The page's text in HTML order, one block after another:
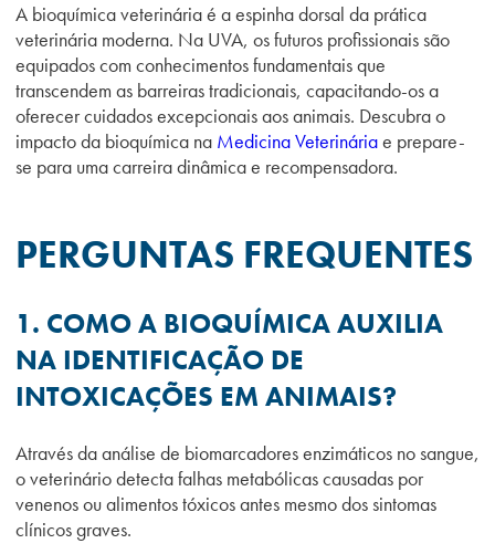
A bioquímica veterinária é a espinha dorsal da prática
veterinária moderna. Na UVA, os futuros profissionais são
equipados com conhecimentos fundamentais que
transcendem as barreiras tradicionais, capacitando-os a
oferecer cuidados excepcionais aos animais. Descubra o
impacto da bioquímica na Medicina Veterináriae prepare-
se para uma carreira dinâmica e recompensadora.
PERGUNTAS FREQUENTES
1. COMO A BIOQUÍMICA AUXILIA
NA IDENTIFICAÇÃO DE
INTOXICAÇÕES EM ANIMAIS?
Através da análise de biomarcadores enzimáticos no sangue,
o veterinário detecta falhas metabólicas causadas por
venenos ou alimentos tóxicos antes mesmo dos sintomas
clínicos graves.